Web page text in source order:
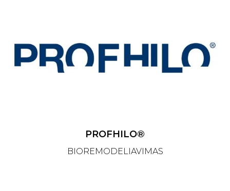
PROFHILO®
BIOREMODELIAVIMAS